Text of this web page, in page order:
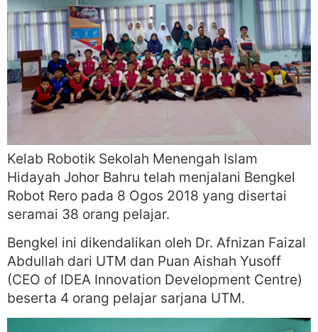
Kelab Robotik Sekolah Menengah Islam
Hidayah Johor Bahru telah menjalani Bengkel
Robot Rero pada 8 Ogos 2018 yang disertai
seramai 38 orang pelajar.
Bengkel ini dikendalikan oleh Dr. Afnizan Faizal
Abdullah dari UTM dan Puan Aishah Yusoff
(CEO of IDEA Innovation Development Centre)
beserta 4 orang pelajar sarjana UTM.